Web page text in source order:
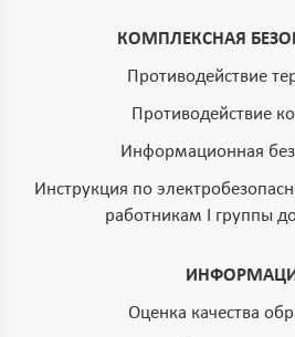
КОМПЛЕКСНАЯ
Противодействие
Противодействие
Информационная
Инструкция по
работникам I группы
Оценка качества